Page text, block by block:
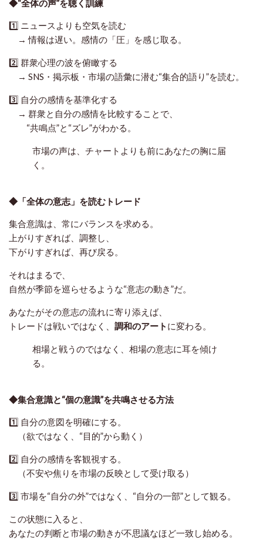
◆“全体の声”を聴く訓練
1️⃣ ニュースよりも空気を読む
→ 情報は遅い。感情の「圧」を感じ取る。
2️⃣ 群衆心理の波を俯瞰する
→ SNS・掲示板・市場の語彙に潜む“集合的語り”を読む。
3️⃣ 自分の感情を基準化する
→ 群衆と自分の感情を比較することで、
“共鳴点”と“ズレ”がわかる。
市場の声は、チャートよりも前にあなたの胸に届
く。
◆「全体の意志」を読むトレード
集合意識は、常にバランスを求める。
上がりすぎれば、調整し、
下がりすぎれば、再び戻る。
それはまるで、
自然が季節を巡らせるような“意志の動き”だ。
あなたがその意志の流れに寄り添えば、
トレードは戦いではなく、 調和のアート に変わる。
相場と戦うのではなく、相場の意志に耳を傾け
る。
◆集合意識と“個の意識”を共鳴させる方法
1️⃣ 自分の意図を明確にする。
（欲ではなく、“目的”から動く）
2️⃣ 自分の感情を客観視する。
（不安や焦りを市場の反映として受け取る）
3️⃣ 市場を“自分の外”ではなく、“自分の一部”として観る。
この状態に入ると、
あなたの判断と市場の動きが不思議なほど一致し始める。